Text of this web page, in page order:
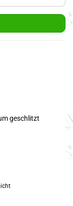
geschlitzt